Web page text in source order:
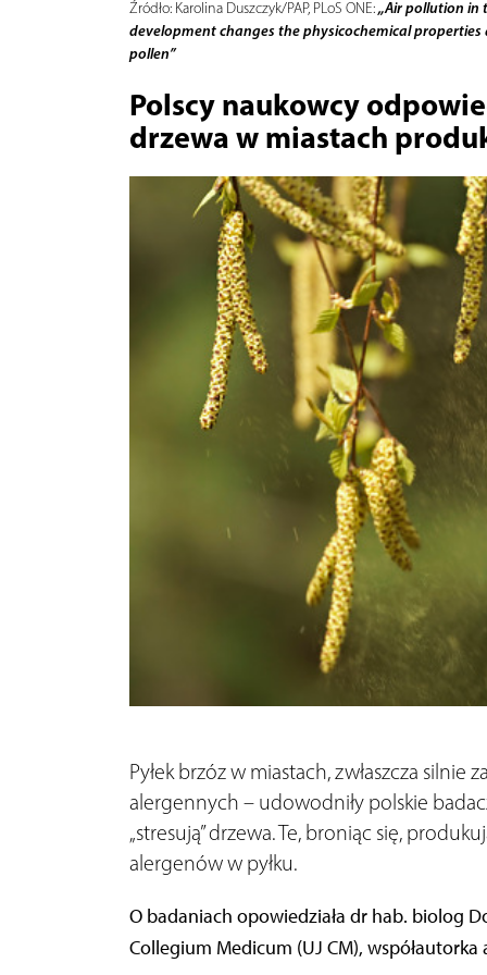
Źródło:Karolina Duszczyk/PAP, PLoS ONE:„Air pollution in
development changes the physicochemical
pollen”
Polscy naukowcy
drzewa w miastach
Pyłek brzóz w miastach, zwłaszcza
alergennych – udowodniły polskie
„stresują” drzewa. Te, broniąc się,
alergenów w pyłku.
O badaniach opowiedziała dr hab. biolog
Collegium Medicum (UJ CM),